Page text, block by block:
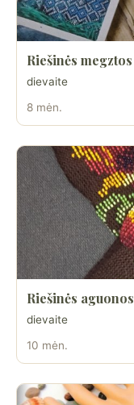
Riešinės megztos
dievaite
8 mėn.
Riešinės aguonos
dievaite
10 mėn.